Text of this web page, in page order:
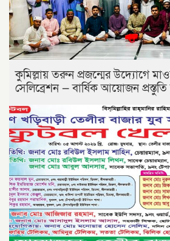
কুমিল্লায় তরুন প্রজন্মের উদ্যোগে
সেলিব্রেশন — বার্ষিক আয়োজন